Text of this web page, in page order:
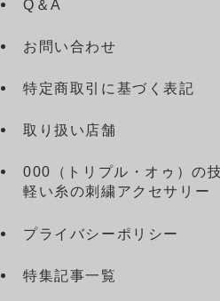
Q＆A
お問い合わせ
特定商取引に基づく表記
取り扱い店舗
000（トリプル・オゥ）の
軽い糸の刺繍アクセサリー
プライバシーポリシー
特集記事一覧